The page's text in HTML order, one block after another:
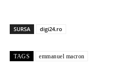
SURSA digi24.ro
TAGS emmanuel macron